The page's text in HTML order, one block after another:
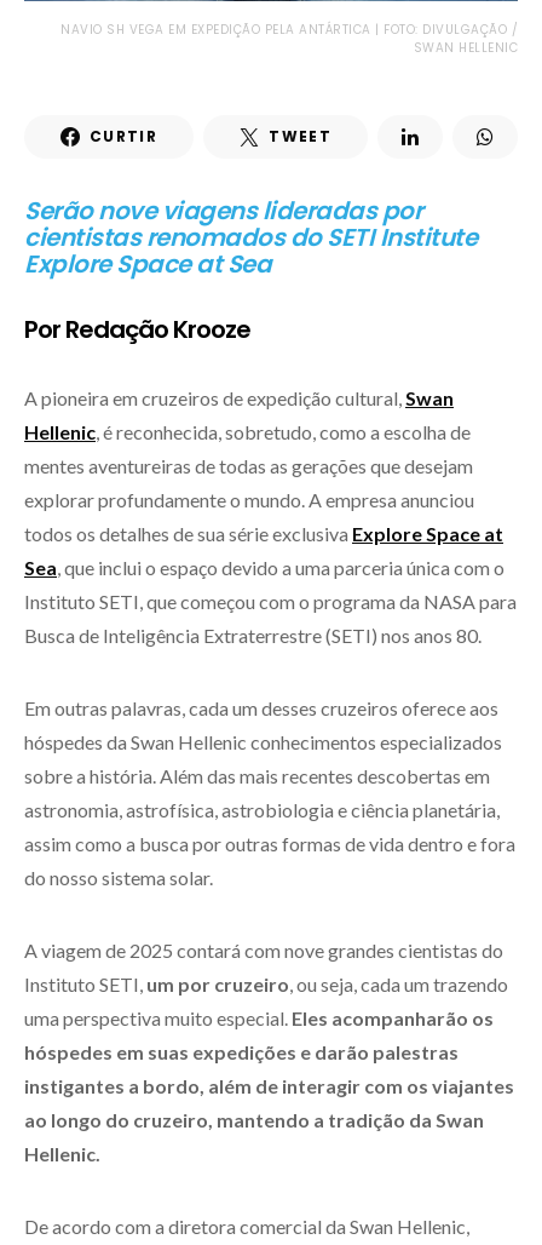
NAVIO SH VEGA EM EXPEDIÇÃO PELA ANTÁRTICA | FOTO: DIVULGAÇÃO /
SWAN HELLENIC
CURTIR TWEET
Serão nove viagens lideradas por
cientistas renomados do SETI Institute
Explore Space at Sea
Por Redação Krooze
A pioneira em cruzeiros de expedição cultural, Swan
Hellenic , é reconhecida, sobretudo, como a escolha de
mentes aventureiras de todas as gerações que desejam
explorar profundamente o mundo. A empresa anunciou
todos os detalhes de sua série exclusiva Explore Space at
Sea , que inclui o espaço devido a uma parceria única com o
Instituto SETI, que começou com o programa da NASA para
Busca de Inteligência Extraterrestre (SETI) nos anos 80.
Em outras palavras, cada um desses cruzeiros oferece aos
hóspedes da Swan Hellenic conhecimentos especializados
sobre a história. Além das mais recentes descobertas em
astronomia, astrofísica, astrobiologia e ciência planetária,
assim como a busca por outras formas de vida dentro e fora
do nosso sistema solar.
A viagem de 2025 contará com nove grandes cientistas do
Instituto SETI, um por cruzeiro , ou seja, cada um trazendo
uma perspectiva muito especial. Eles acompanharão os
hóspedes em suas expedições e darão palestras
instigantes a bordo, além de interagir com os viajantes
ao longo do cruzeiro, mantendo a tradição da Swan
Hellenic.
De acordo com a diretora comercial da Swan Hellenic,